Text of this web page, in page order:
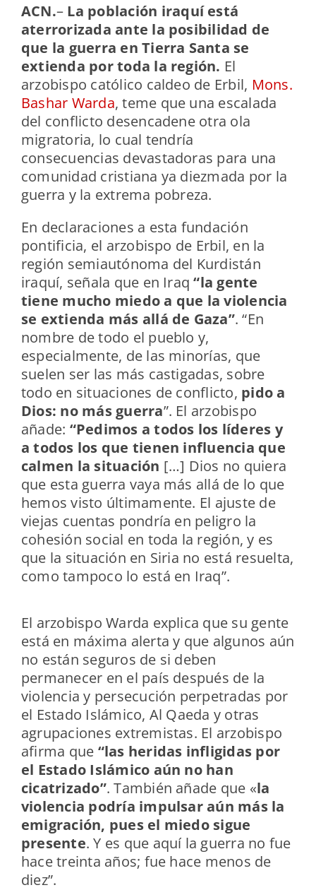
ACN.– La población iraquí está
aterrorizada ante la posibilidad de
que la guerra en Tierra Santa se
extienda por toda la región. El
arzobispo católico caldeo de Erbil, Mons.
Bashar Warda, teme que una escalada
del conflicto desencadene otra ola
migratoria, lo cual tendría
consecuencias devastadoras para una
comunidad cristiana ya diezmada por la
guerra y la extrema pobreza.
En declaraciones a esta fundación
pontificia, el arzobispo de Erbil, en la
región semiautónoma del Kurdistán
iraquí, señala que en Iraq“la gente
tiene mucho miedo a que la violencia
se extienda más allá de Gaza”.“En
nombre de todo el pueblo y,
especialmente, de las minorías, que
suelen ser las más castigadas, sobre
todo en situaciones de conflicto, pido a
Dios: no más guerra”. El arzobispo
añade: “Pedimos a todos los líderes y
a todos los que tienen influencia que
calmen la situación […] Dios no quiera
que esta guerra vaya más allá de lo que
hemos visto últimamente. El ajuste de
viejas cuentas pondría en peligro la
cohesión social en toda la región, y es
que la situación en Siria no está resuelta,
como tampoco lo está en Iraq”.
El arzobispo Warda explica que su gente
está en máxima alerta y que algunos aún
no están seguros de si deben
permanecer en el país después de la
violencia y persecución perpetradas por
el Estado Islámico, Al Qaeda y otras
agrupaciones extremistas. El arzobispo
afirma que “las heridas infligidas por
el Estado Islámico aún no han
cicatrizado”. También añade que «la
violencia podría impulsar aún más la
emigración, pues el miedo sigue
presente. Y es que aquí la guerra no fue
hace treinta años; fue hace menos de
diez”.